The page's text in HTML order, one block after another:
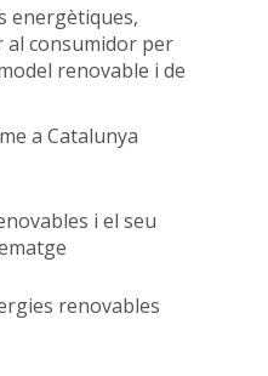
energètiques,
al consumidor per
renovable i de
a Catalunya
i el seu
renovables